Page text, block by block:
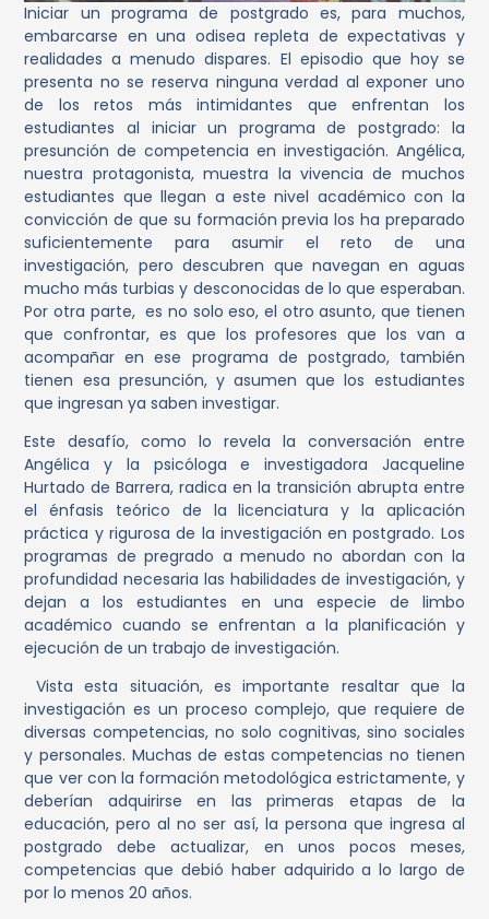
Iniciar un programa de postgrado es, para muchos,
embarcarse en una odisea repleta de expectativas y
realidades a menudo dispares. El episodio que hoy se
presenta no se reserva ninguna verdad al exponer uno
de los retos más intimidantes que enfrentan los
estudiantes al iniciar un programa de postgrado: la
presunción de competencia en investigación. Angélica,
nuestra protagonista, muestra la vivencia de muchos
estudiantes que llegan a este nivel académico con la
convicción de que su formación previa los ha preparado
suficientemente para asumir el reto de una
investigación, pero descubren que navegan en aguas
mucho más turbias y desconocidas de lo que esperaban.
Por otra parte, es no solo eso, el otro asunto, que tienen
que confrontar, es que los profesores que los van a
acompañar en ese programa de postgrado, también
tienen esa presunción, y asumen que los estudiantes
que ingresan ya saben investigar.
Este desafío, como lo revela la conversación entre
Angélica y la psicóloga e investigadora Jacqueline
Hurtado de Barrera, radica en la transición abrupta entre
el énfasis teórico de la licenciatura y la aplicación
práctica y rigurosa de la investigación en postgrado. Los
programas de pregrado a menudo no abordan con la
profundidad necesaria las habilidades de investigación, y
dejan a los estudiantes en una especie de limbo
académico cuando se enfrentan a la planificación y
ejecución de un trabajo de investigación.
Vista esta situación, es importante resaltar que la
investigación es un proceso complejo, que requiere de
diversas competencias, no solo cognitivas, sino sociales
y personales. Muchas de estas competencias no tienen
que ver con la formación metodológica estrictamente, y
deberían adquirirse en las primeras etapas de la
educación, pero al no ser así, la persona que ingresa al
postgrado debe actualizar, en unos pocos meses,
competencias que debió haber adquirido a lo largo de
por lo menos 20 años.